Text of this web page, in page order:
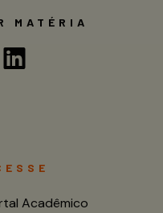
MATÉRIA
Acadêmico